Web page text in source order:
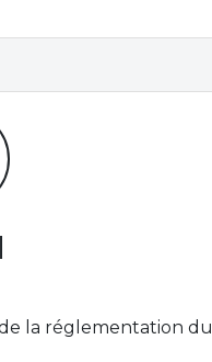
la réglementation du